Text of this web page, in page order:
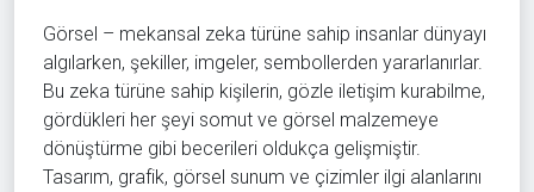
Görsel – mekansal zeka türüne sahip insanlar dünyayı
algılarken, şekiller, imgeler, sembollerden yararlanırlar.
Bu zeka türüne sahip kişilerin, gözle iletişim kurabilme,
gördükleri her şeyi somut ve görsel malzemeye
dönüştürme gibi becerileri oldukça gelişmiştir.
Tasarım, grafik, görsel sunum ve çizimler ilgi alanlarını